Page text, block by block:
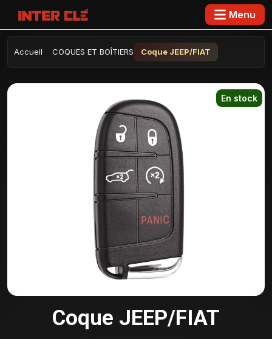
Menu
Accueil COQUES ET BOÎTIERS Coque JEEP/FIAT
En stock
Coque JEEP/FIAT